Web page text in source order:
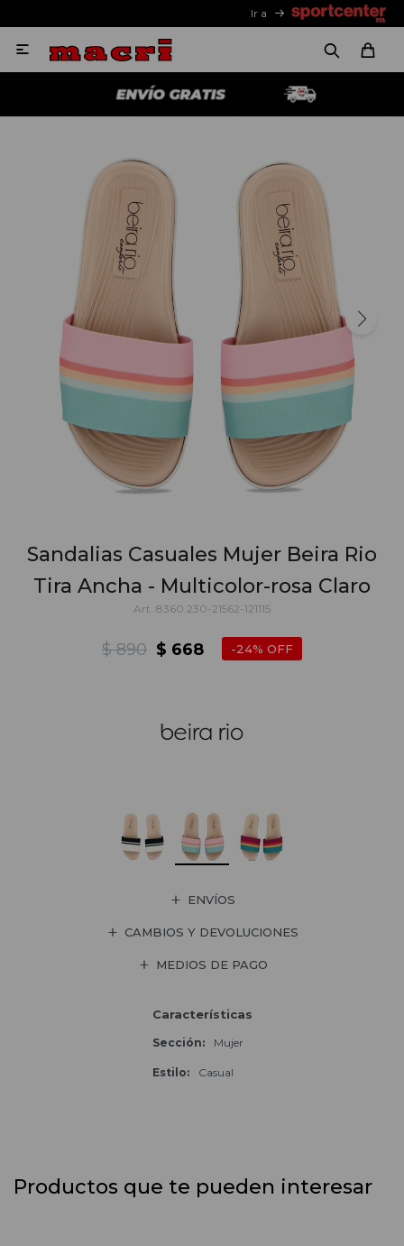
Ir a

Sandalias Casuales Mujer Beira Rio
Tira Ancha - Multicolor-rosa Claro
8360.230-21562-121115
$ 668
$ 890 24
ENVÍOS
CAMBIOS Y DEVOLUCIONES
MEDIOS DE PAGO
Características
Sección Mujer
Estilo Casual
Productos que te pueden interesar